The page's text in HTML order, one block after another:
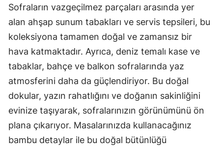
Sofraların vazgeçilmez parçaları arasında yer
alan ahşap sunum tabakları ve servis tepsileri, bu
koleksiyona tamamen doğal ve zamansız bir
hava katmaktadır. Ayrıca, deniz temalı kase ve
tabaklar, bahçe ve balkon sofralarında yaz
atmosferini daha da güçlendiriyor. Bu doğal
dokular, yazın rahatlığını ve doğanın sakinliğini
evinize taşıyarak, sofralarınızın görünümünü ön
plana çıkarıyor. Masalarınızda kullanacağınız
bambu detaylar ile bu doğal bütünlüğü